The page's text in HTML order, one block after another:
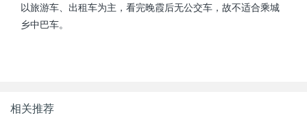
以旅游车、出租车为主，看完晚霞后无公交车，故不适合乘城
乡中巴车。
相关推荐